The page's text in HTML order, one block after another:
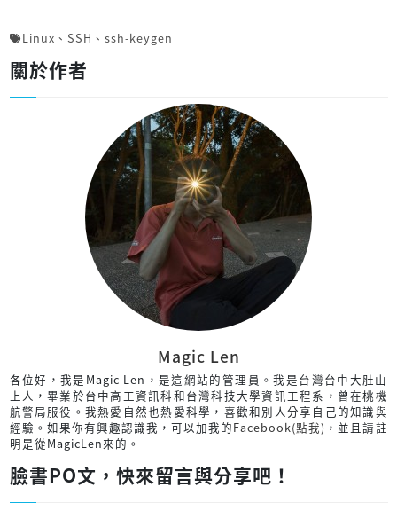
Linux 、 SSH 、 ssh-keygen
關於作者
Magic Len
各位好，我是Magic Len，是這網站的管理員。我是台灣台中大肚山
上人，畢業於台中高工資訊科和台灣科技大學資訊工程系，曾在桃機
航警局服役。我熱愛自然也熱愛科學，喜歡和別人分享自己的知識與
經驗。如果你有興趣認識我，可以加我的Facebook(點我) ，並且請註
明是從MagicLen來的。
臉書PO文，快來留言與分享吧！